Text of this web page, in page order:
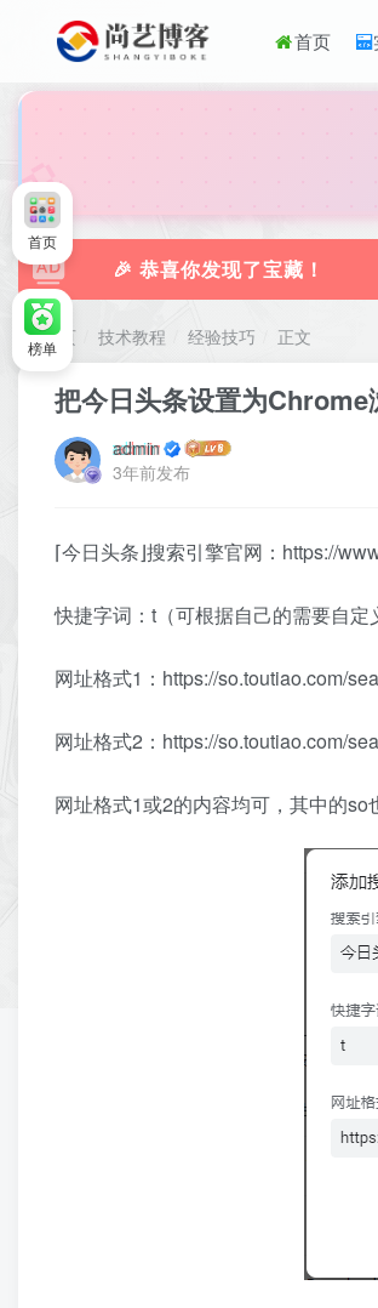
首页
🎉 恭喜你发现了宝藏！
首页 技术教程 经验技巧 正文
把今日头条设置为
admin
3年前发布
⌈今日头条⌋搜索引擎官网：https://
快捷字词：t（可根据自己的需要自定
网址格式1：https://so.toutiao.com/
网址格式2：https://so.toutiao.com/
网址格式1或2的内容均可，其中的so
首页
榜单